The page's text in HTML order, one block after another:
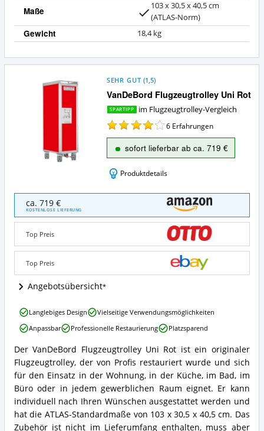
Maße
103 x 30,5 x 40,5 cm
(ATLAS-Norm)
Gewicht 18,4 kg
VanDeBord Flugzeugtrolley Uni Rot
SEHR GUT (1,5)
SPARTIPP im Flugzeugtrolley-Vergleich
6 Erfahrungen
sofort lieferbar ab ca. 719 €
Produktdetails
VanDeBord
Flugzeugtrolley
Uni
Rot
Angebote:
Wo
Flugzeugtrolley
erhältlich?
ca. 719 €
KOSTENLOSE LIEFERUNG
Top Preis
Top Preis
Angebotsübersicht
VanDeBord
Flugzeugtrolley
Uni
Rot
Zusammenfassung:
Was
bietet
Flugzeugtrolley?
Der VanDeBord Flugzeugtrolley Uni Rot ist ein originaler
Flugzeugtrolley, der von Profis restauriert wurde und sich
für den Einsatz in der Wohnung, in der Küche, im Bad, im
Büro oder in jedem gewerblichen Raum eignet. Er kann
individuell nach Ihren Wünschen ausgestattet werden und
hat die ATLAS-Standardmaße von 103 x 30,5 x 40,5 cm. Das
Zubehör ist nicht im Lieferumfang enthalten, muss aber
VanDeBord
Flugzeugtrolley
Uni
Vorteile:
Was
spricht
für
Flugzeugtrolley?
Langlebiges Design
Vielseitige Verwendungsmöglichkeiten
Anpassbar
Professionelle Restaurierung Platzsparend